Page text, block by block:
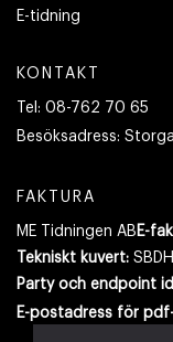
E-tidning
KONTAKT
Tel: 08-762 70 65
Besöksadress:
FAKTURA
ME Tidningen AB E-
Tekniskt kuvert:
Party och endpoint
E-postadress för